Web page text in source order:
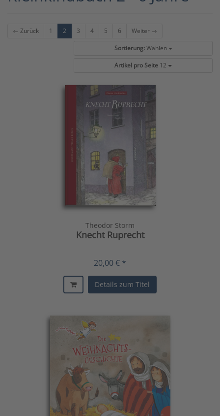
← Zurück 1 2 3 4 5 6 Weiter →
Sortierung: Wählen
Artikel pro Seite 12
Theodor Storm
Knecht Ruprecht
20,00 € *
Details zum Titel